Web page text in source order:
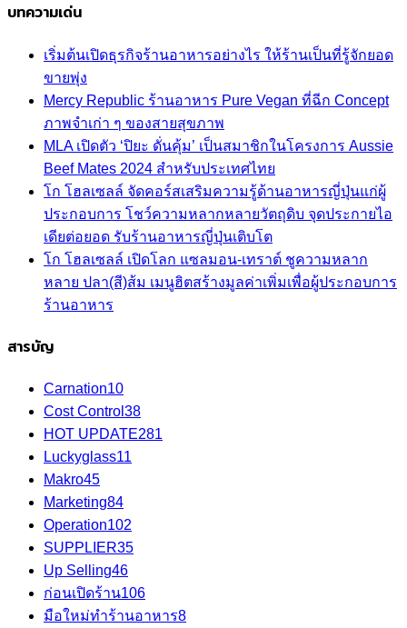
บทความเด่น
เริ่มต้นเปิดธุรกิจร้านอาหารอย่างไร ให้ร้านเป็นที่รู้จักยอด
ขายพุ่ง
Mercy Republic ร้านอาหาร Pure Vegan ที่ฉีก Concept
ภาพจำเก่า ๆ ของสายสุขภาพ
MLA เปิดตัว ‘ปิยะ ดั่นคุ้ม’ เป็นสมาชิกในโครงการ Aussie
Beef Mates 2024 สำหรับประเทศไทย
โก โฮลเซลล์ จัดคอร์สเสริมความรู้ด้านอาหารญี่ปุ่นแก่ผู้
ประกอบการ โชว์ความหลากหลายวัตถุดิบ จุดประกายไอ
เดียต่อยอด รับร้านอาหารญี่ปุ่นเติบโต
โก โฮลเซลล์ เปิดโลก แซลมอน-เทราต์ ชูความหลาก
หลาย ปลา(สี)ส้ม เมนูฮิตสร้างมูลค่าเพิ่มเพื่อผู้ประกอบการ
ร้านอาหาร
สารบัญ
Carnation10
Cost Control 38
HOT UPDATE281
Luckyglass11
Makro45
Marketing84
Operation102
SUPPLIER35
Up Selling46
ก่อนเปิดร้าน106
มือใหม่ทำร้านอาหาร8